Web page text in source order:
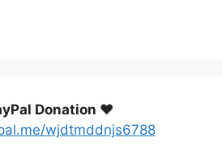
Donation ♥️
wjdtmddnjs6788